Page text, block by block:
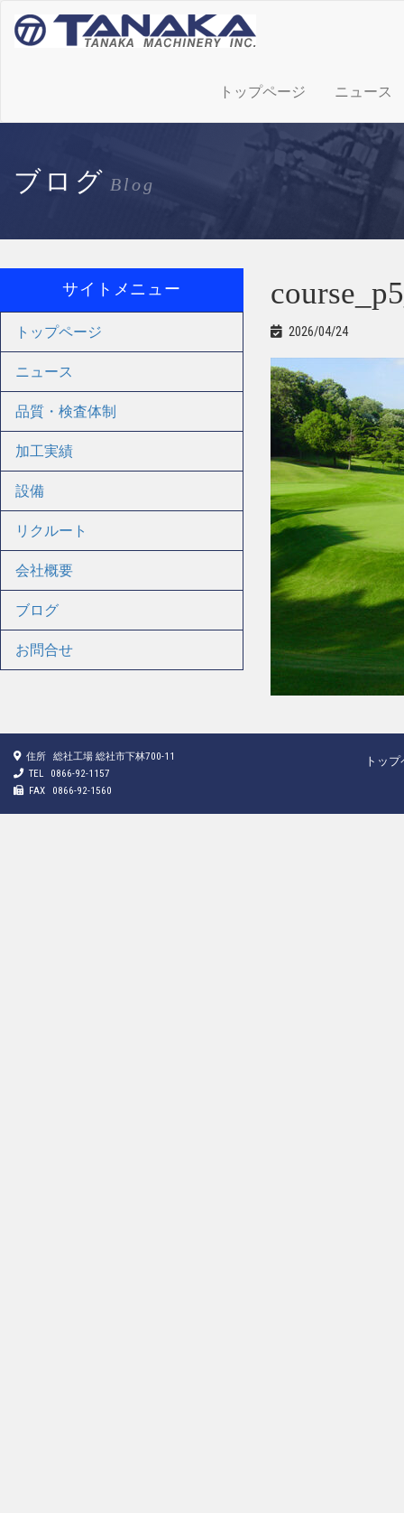
トップページ ニュース
ブログ Blog
2026/04/24
サイトメニュー
トップページ
ニュース
品質・検査体制
加工実績
設備
リクルート
会社概要
ブログ
お問合せ
住所
総社工場 総社市下林700-11
TEL
0866-92-1157
FAX
0866-92-1560
トッ